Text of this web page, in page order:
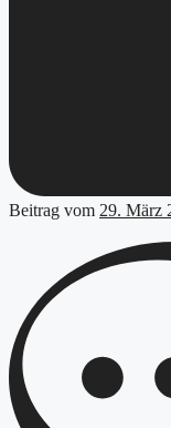
Beitrag vom 29. März